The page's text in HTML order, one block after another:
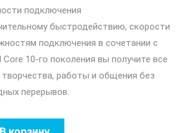
подключения
быстродействию, скорости
подключения в сочетании с
10-го поколения вы получите все
работы и общения без
перерывов.